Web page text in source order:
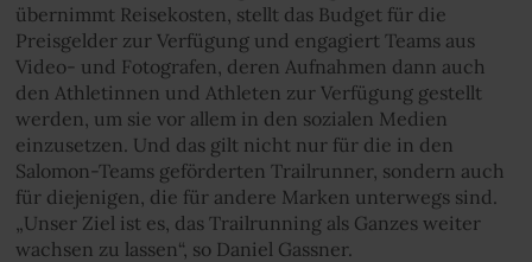
übernimmt Reisekosten, stellt das Budget für die
Preisgelder zur Verfügung und engagiert Teams aus
Video- und Fotografen, deren Aufnahmen dann auch
den Athletinnen und Athleten zur Verfügung gestellt
werden, um sie vor allem in den sozialen Medien
einzusetzen. Und das gilt nicht nur für die in den
Salomon-Teams geförderten Trailrunner, sondern auch
für diejenigen, die für andere Marken unterwegs sind.
„Unser Ziel ist es, das Trailrunning als Ganzes weiter
wachsen zu lassen“, so Daniel Gassner.